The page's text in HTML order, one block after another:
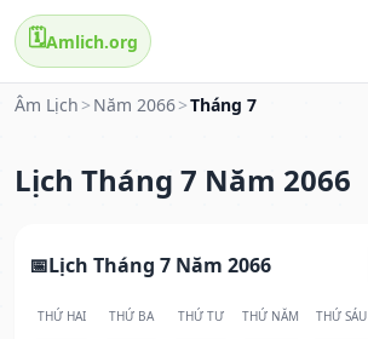
🗓️Amlich.org
Âm Lịch > Năm 2066>Tháng 7
Lịch Tháng 7 Năm 2066
Lịch Tháng 7 Năm 2066
THỨ HAI THỨ BA THỨ TƯ THỨ NĂM THỨ SÁU